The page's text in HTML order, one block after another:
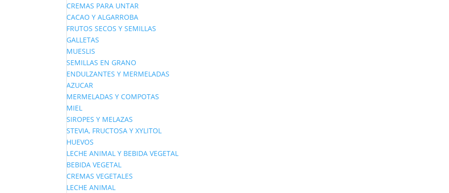
CREMAS PARA UNTAR
CACAO Y ALGARROBA
FRUTOS SECOS Y SEMILLAS
GALLETAS
MUESLIS
SEMILLAS EN GRANO
ENDULZANTES Y MERMELADAS
AZUCAR
MERMELADAS Y COMPOTAS
MIEL
SIROPES Y MELAZAS
STEVIA, FRUCTOSA Y XYLITOL
HUEVOS
LECHE ANIMAL Y BEBIDA VEGETAL
BEBIDA VEGETAL
CREMAS VEGETALES
LECHE ANIMAL